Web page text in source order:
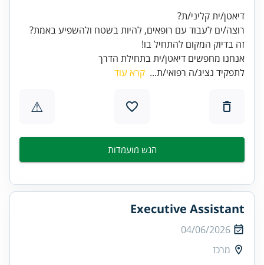
זה בדיוק המקום להתחיל בו!
אנחנו מחפשים דיאטן/ית בתחילת הדרך
לתפקיד נציג/ה רפואי/ת... קרא עוד
⚠
הגש מועמדות
Executive Assistant
04/06/2026
מרכז